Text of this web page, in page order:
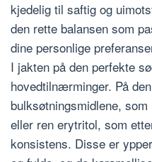
kjedelig til saftig og
den rette balansen som
dine personlige
I jakten på den perfekte
hovedtilnærminger. På
bulksøtningsmidlene,
eller ren erytritol, som
konsistens. Disse er